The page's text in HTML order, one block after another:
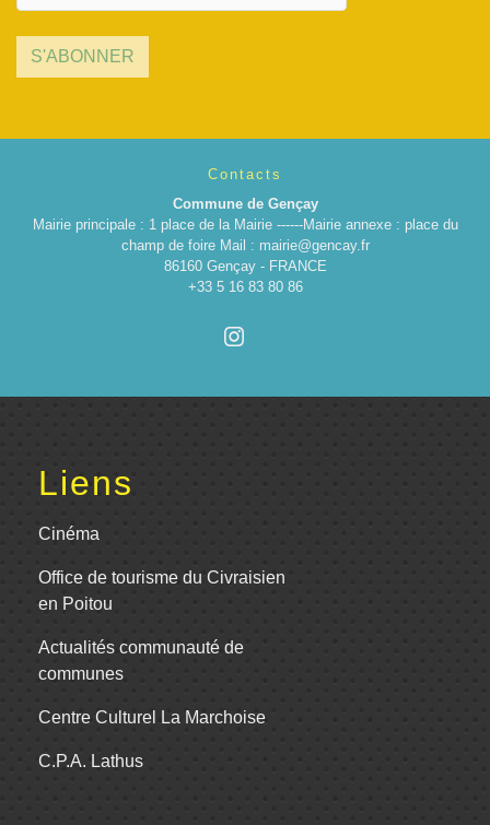
S'ABONNER
Contacts
Commune de Gençay
Mairie principale : 1 place de la Mairie ------Mairie annexe : place du
champ de foire Mail : mairie@gencay.fr
86160 Gençay - FRANCE
+33 5 16 83 80 86
Liens
Cinéma
Office de tourisme du Civraisien
en Poitou
Actualités communauté de
communes
Centre Culturel La Marchoise
C.P.A. Lathus